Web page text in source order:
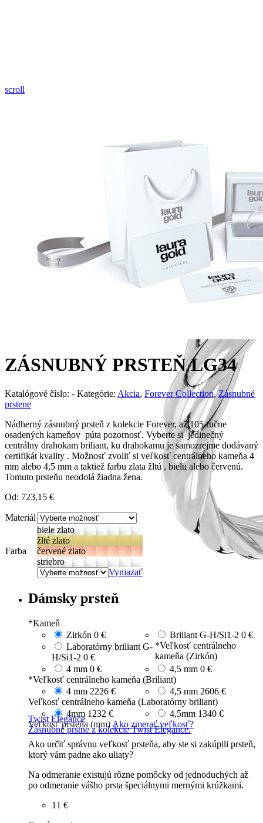
Twist Elegance
Zásnubné prstne z kolekcie Twist Elegance.
scroll
ZÁSNUBNÝ PRSTEŇ LG34
Katalógové číslo: - Kategórie: Akcia, Forever Collection, Zásnubné
prstene
Nádherný zásnubný prsteň z kolekcie Forever, až 105 ručne
osadených kameňov púta pozornosť. Vyberte si jedinečný
centrálny drahokam briliant, ku drahokamu je samozrejme dodávaný
certifikát kvality . Možnosť zvoliť si veľkosť centrálneho kameňa 4
mm alebo 4,5 mm a taktiež farbu zlata žltú , bielu alebo červenú.
Tomuto prsteňu neodolá žiadna žena.
Od: 723,15 €
Materiál
Farba
biele zlato
žlté zlato
červené zlato
striebro
Vymazať
Dámsky prsteň
*Kameň
Zirkón 0 € Briliant G-H/Si1-2 0 €
Laboratórny briliant G-
H/Si1-2 0 €
*Veľkosť centrálneho
kameňa (Zirkón)
4 mm 0 € 4,5 mm 0 €
*Veľkosť centrálneho kameňa (Briliant)
4 mm 2226 € 4,5 mm 2606 €
Veľkosť centrálneho kameňa (Laboratórny briliant)
4mm 1232 € 4,5mm 1340 €
Veľkosť prsteňa (mm) Ako zmerať veľkosť?
Ako určiť správnu veľkosť prsteňa, aby ste si zakúpili prsteň,
ktorý vám padne ako uliaty?
Na odmeranie existujú rôzne pomôcky od jednoduchých až
po odmeranie vášho prsta špeciálnymi mernými krúžkami.
11 €